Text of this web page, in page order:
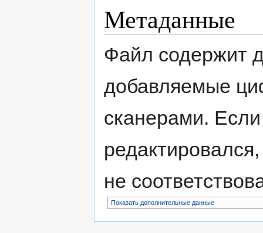
Метаданные
Файл содержит
добавляемые
сканерами.
не
Показать дополнительные данные